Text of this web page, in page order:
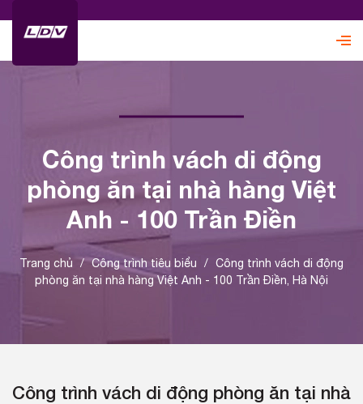
Công trình vách di động
phòng ăn tại nhà hàng Việt
Anh - 100 Trần Điền
Trang chủ / Công trình tiêu biểu / Công trình vách di động
phòng ăn tại nhà hàng Việt Anh - 100 Trần Điền, Hà Nội
Công trình vách di động phòng ăn tại nhà